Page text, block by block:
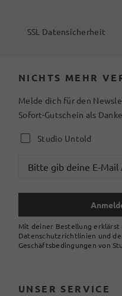
SSL Datensicherheit
NICHTS MEHR
Melde dich für den
Sofort-Gutschein als
Studio Untold
Mit deiner Bestellung erklärst
Datenschutzrichtlinien und
Geschäftsbedingungen von
UNSER SERVICE